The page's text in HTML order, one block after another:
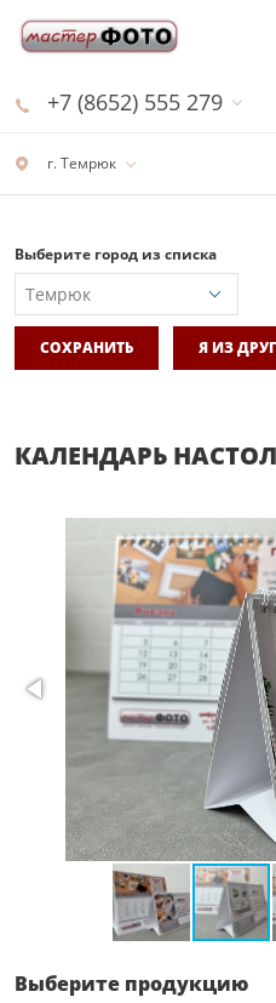
г. Темрюк
+7 (8652) 555 279
Выберите город из списка
СОХРАНИТЬ Я ИЗ
КАЛЕНДАРЬ
Выберите продукцию